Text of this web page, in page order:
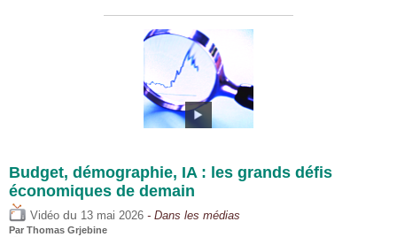
Budget, démographie, IA : les grands défis
économiques de demain
Vidéo du 13 mai 2026 - Dans les médias
Par Thomas Grjebine